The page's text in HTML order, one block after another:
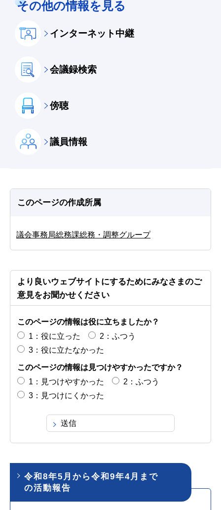
その他の情報を見る
インターネット中継
会議録検索
傍聴
議員情報
このページの作成所属
議会事務局総務課総務・調整グループ
より良いウェブサイトにするためにみなさまのご
意見をお聞かせください
このページの情報は役に立ちましたか？
1：役に立った
2：ふつう
3：役に立たなかった
このページの情報は見つけやすかったですか？
1：見つけやすかった
2：ふつう
3：見つけにくかった
令和8年5月から令和9年4月まで
の活動報告